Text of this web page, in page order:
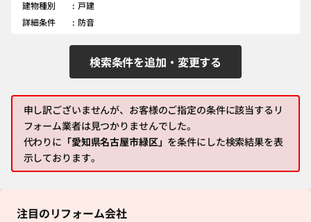
建物種別
戸建
詳細条件
防音
検索条件を追加・変更する
申し訳ございませんが、お客様のご指定の条件に該当するリ
フォーム業者は見つかりませんでした。
代わりに 「愛知県名古屋市緑区」 を条件にした検索結果を表
示しております。
注目のリフォーム会社